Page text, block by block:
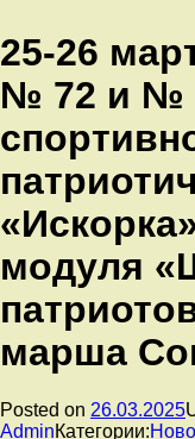
25-26
№ 72 и №
модуля
марша
Posted on 26.03.2025
AdminКатегории: